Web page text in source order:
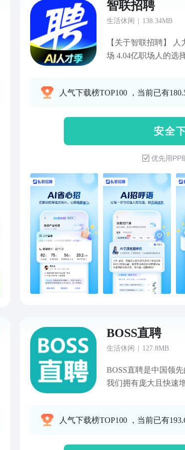
智联招聘
生活休闲 138.34MB
【关于智联招聘】
场 4.04亿职场人的选择
配，抓住心仪职位 【
自主屏蔽企业，简历
机会不用等待 【智
【简历定制】专家
管，精准投递岗位多
家式”陪伴让你全程无
生成高分简历 【简历
争力
人气下载榜TOP100 ，当前已有
安 全
优先用PP
BOSS直聘
生活休闲 127.8MB
BOSS直聘是中国领
我们拥有庞大且快速
力于用科学技术的力
用户积极寻找新机遇
人气下载榜TOP100 ，当前已有